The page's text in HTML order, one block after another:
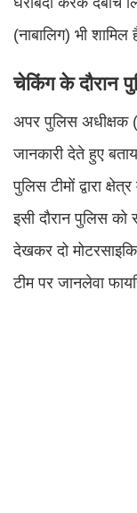
(नाबालिग) भी शामिल
चेकिंग के दौरान
अपर पुलिस अधीक्षक
जानकारी देते हुए
पुलिस टीमों द्वारा
इसी दौरान पुलिस को
देखकर दो
टीम पर जानलेवा